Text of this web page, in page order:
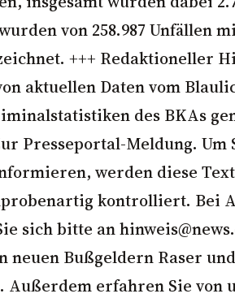
von 258.987 Unfällen
+++ Redaktioneller
aktuellen Daten vom
des BKAs
Presseportal-Meldung. Um
werden diese
kontrolliert. Bei
sich bitte an
neuen Bußgeldern Raser
Außerdem erfahren Sie von